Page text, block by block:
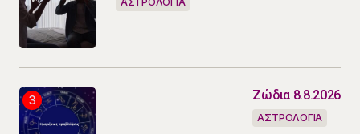
Ζώδια 8.8.2026
ΑΣΤΡΟΛΟΓΙΑ